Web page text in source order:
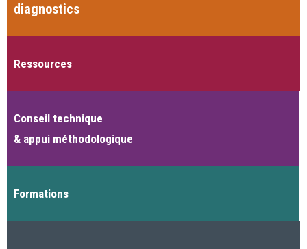
diagnostics
Ressources
Conseil technique
& appui méthodologique
Formations